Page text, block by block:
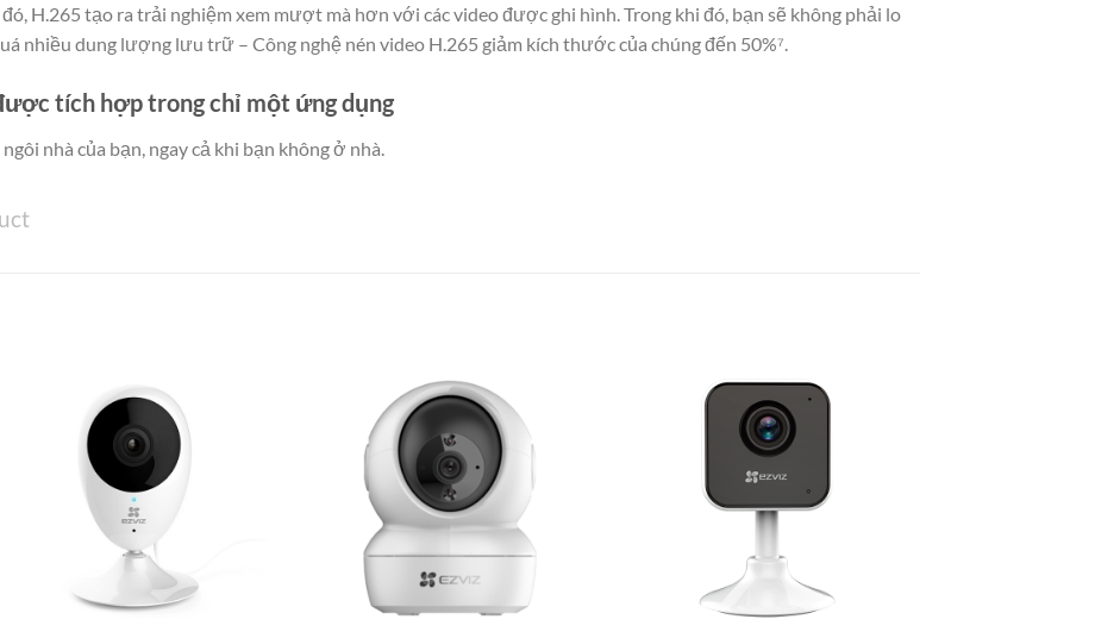
H.265 tạo ra trải nghiệm xem mượt mà hơn với các video được ghi hình. Trong khi đó, bạn sẽ không phải lo
nhiều dung lượng lưu trữ – Công nghệ nén video H.265 giảm kích thước của chúng đến 50%⁷.
tích hợp trong chỉ một ứng dụng
nhà của bạn, ngay cả khi bạn không ở nhà.